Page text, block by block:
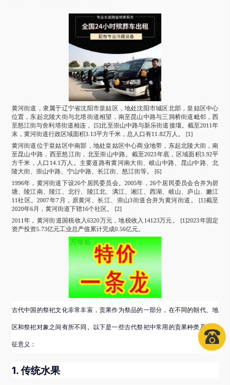
黄河街道，隶属于辽宁省沈阳市皇姑区，地处沈阳市城区北部，皇姑区中心
位置，东起北陵大街与北塔街道相望，南至昆山中路与三洞桥街道毗邻，西
至怒江街与舍利塔街道相连， [5]北至崇山中路与新乐街道接壤。截至2011年
末，黄河街道行政区域面积3.13平方千米，总人口有11.82万人。 [1]
黄河街道位于皇姑区中南部，地处皇姑区中心商业地带，东起北陵大街，南
至昆山中路，西至怒江街，北至崇山中路。截至2023年底，区域面积3.92平
方千米，人口14.1万人。主要道路有黄河南大街、岐山中路、昆山中路、北
陵大街、崇山中路、宁山中路、长江街、怒江街等。 [6]
1996年，黄河街道下设26个居民委员会。2005年，26个居民委员会合并为碧
塘、陵江南、陵江、北行、陵江北、漓江、湘江、西湖、岐山、庐山、嫩江
11社区。2007年7月，原黄河、长江、崇山3街道合并为黄河街道。 [1]截至
2020年6月，黄河街道下辖16个社区。 [2]
2011年，黄河街道国税收入6320万元，地税收入14123万元。 [1]2023年固定
资产投资5.73亿元工业总产值累计完成0.56亿元。
古代中国的祭祀文化非常丰富，贡果作为祭品的一部分，在不同的朝代、地
区和祭祀对象之间有所不同。以下是一些古代祭祀中常用的贡果种类及其象
征意义：
1. 传统水果